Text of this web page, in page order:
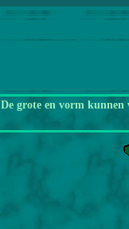
De grote en vorm kunnen